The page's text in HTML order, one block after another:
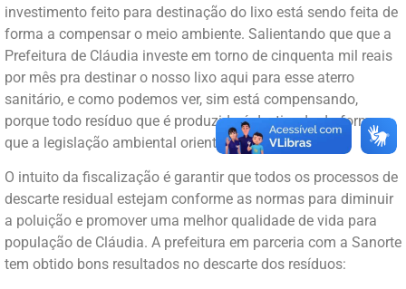
investimento feito para destinação do lixo está sendo feita de
forma a compensar o meio ambiente. Salientando que que a
Prefeitura de Cláudia investe em torno de cinquenta mil reais
por mês pra destinar o nosso lixo aqui para esse aterro
sanitário, e como podemos ver, sim está compensando,
porque todo resíduo que é produzido é destinado da forma
que a legislação ambiental orienta e exige”
O intuito da fiscalização é garantir que todos os processos de
descarte residual estejam conforme as normas para diminuir
a poluição e promover uma melhor qualidade de vida para
população de Cláudia. A prefeitura em parceria com a Sanorte
tem obtido bons resultados no descarte dos resíduos: